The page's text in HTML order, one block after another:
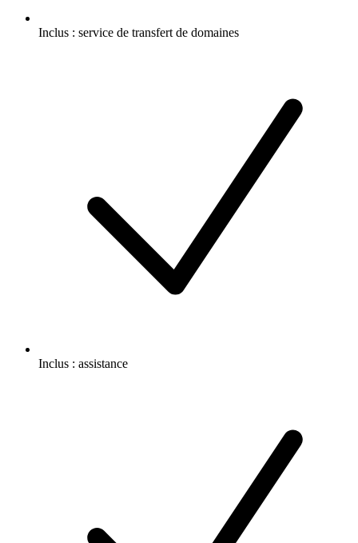
Inclus : service de transfert de domaines
Inclus : assistance